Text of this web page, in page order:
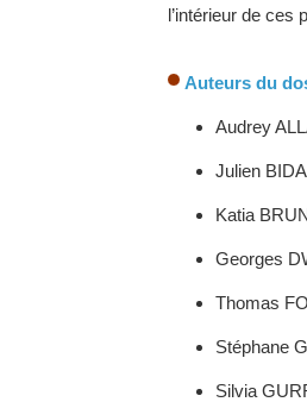
l’intérieur de ces
Auteurs du
Audrey
Julien
Katia
Georges
Thomas
Stéphane
Silvia